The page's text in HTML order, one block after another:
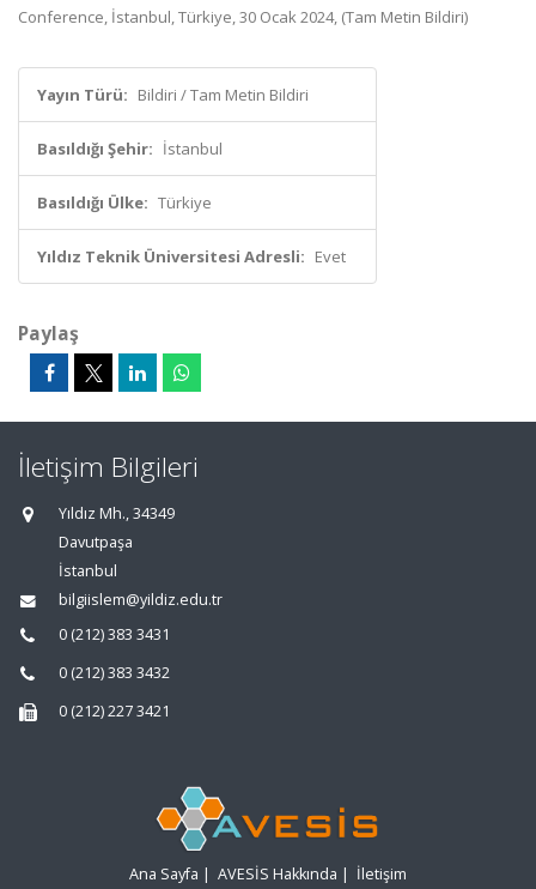
Conference, İstanbul, Türkiye, 30 Ocak 2024, (Tam Metin Bildiri)
Yayın Türü: Bildiri / Tam Metin Bildiri
Basıldığı Şehir: İstanbul
Basıldığı Ülke: Türkiye
Yıldız Teknik Üniversitesi Adresli: Evet
Paylaş
İletişim Bilgileri
Yıldız Mh., 34349
Davutpaşa
İstanbul
bilgiislem@yildiz.edu.tr
0 (212) 383 3431
0 (212) 383 3432
0 (212) 227 3421
Ana Sayfa | AVESİS Hakkında | İletişim